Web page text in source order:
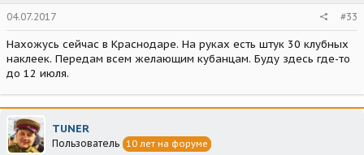
04.07.2017 #33
Нахожусь сейчас в Краснодаре. На руках есть штук 30 клубных
наклеек. Передам всем желающим кубанцам. Буду здесь где-то
до 12 июля.
TUNER
Пользователь 10 лет на форуме